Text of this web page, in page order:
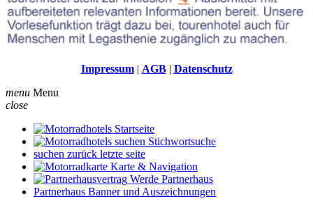
Impressum| AGB| Datenschutz
menu Menu
close
Startseite
Stichwortsuche
suchen zurück letzte seite
Karte & Navigation
Werde Partnerhaus
Partnerhaus Banner und Auszeichnungen